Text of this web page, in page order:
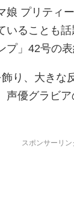
娘 プリティ
いることも
プ」42号の
り、大きな
声優グラビ
スポンサーリン